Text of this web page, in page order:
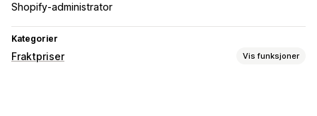
Shopify-administrator
Kategorier
Fraktpriser Vis funksjoner